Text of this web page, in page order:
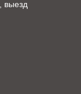
, выезд